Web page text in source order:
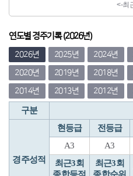
연도별 경주기록 (2026년)
2026년 2025년 2024년
2020년
2019년 2018년
2014년
2013년 2012년
구분
경주성적
현등급 전등급
A3
A3
최근3회
최근3회